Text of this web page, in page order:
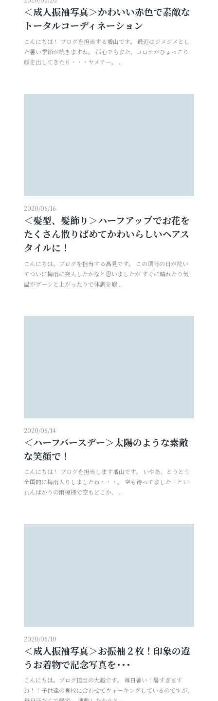
＜成人振袖写真＞かわいい赤色で素敵な
トータルコーディネーション
こんにちは！ ブログを担当する増山です。 最近はジメジメとし
た暑い季節が続きますね。 都心でもまた、コロナがひょっこり
顔を出してきたり・・・ヤメテー。...
2020/06/16
＜髪型、髪飾り＞ハーフアップでお花を
たくさん散りばめてかわいらしいヘアス
タイルに！
こんにちは。ブログを担当する高見です。 この頃雨の日が続い
てついに梅雨に突入したかなと思いましたが すぐに晴れたり気
温がグーンと上がったりで体調を崩...
2020/06/14
＜ハーフバースデー＞太陽のような素敵
な笑顔で！
こんにちは！ ブログを担当します増山です。 いやあ、とうとう
全国的に梅雨入りしましたね・・・。 空も待ってました！とい
わんばかりの雨模様で空もどこか、...
2020/06/10
＜成人振袖写真＞お振袖２枚！印象の違
うお着物で記念写真を･･･
こんにちは。ブログ担当の大越です。 毎日暑い！暑すぎます
ね！！子供達の登校に合わせてウォーキングしているのですが、